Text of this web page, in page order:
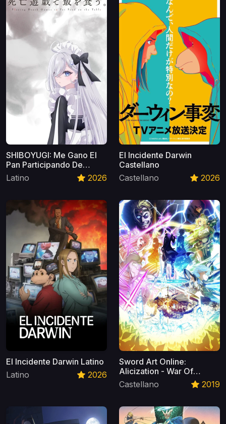
SHIBOYUGI: Me Gano El
Pan Participando De
Juegos Mortales Latino
Latino 2026
El Incidente Darwin
Castellano
Castellano
2026
El Incidente Darwin Latino
Latino
2026
Sword Art Online:
Alicization - War Of
Underworld Castellano
Castellano 2019